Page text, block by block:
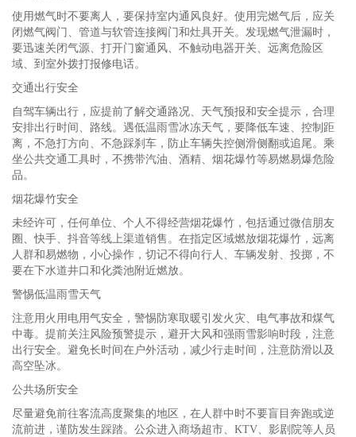
使用燃气时不要离人，要保持室内通风良好。使用完燃气后，应关
闭燃气阀门、管道与软管连接阀门和灶具开关。发现燃气泄漏时，
要迅速关闭气源、打开门窗通风、不触动电器开关、远离危险区
域、到室外拨打报修电话。
交通出行安全
自驾车辆出行，应提前了解交通路况、天气预报和安全提示，合理
安排出行时间、路线。遇低温雨雪冰冻天气，要降低车速、控制距
离，不急打方向、不急踩刹车，防止车辆失控侧滑侧翻或追尾。乘
坐公共交通工具时，不携带汽油、酒精、烟花爆竹等易燃易爆危险
品。
烟花爆竹安全
未经许可，任何单位、个人不得经营烟花爆竹，包括通过微信朋友
圈、快手、抖音等线上渠道销售。在指定区域燃放烟花爆竹，远离
人群和易燃物，小心操作，切记不得向行人、车辆发射、投掷，不
要在下水道井口和化粪池附近燃放。
警惕低温雨雪天气
注意用火用电用气安全，警惕防寒取暖引发火灾、电气事故和煤气
中毒。提前关注风险预警提示，避开大风和强雨雪影响时段，注意
出行安全。避免长时间在户外活动，减少行走时间，注意防滑以及
高空坠冰。
公共场所安全
尽量避免前往客流高度聚集的地区，在人群中时不要盲目奔跑或逆
流前进，谨防发生踩踏。公众进入商场超市、KTV、影剧院等人员